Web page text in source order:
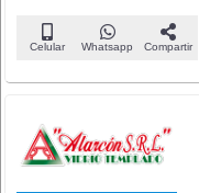
Celular Whatsapp Compartir